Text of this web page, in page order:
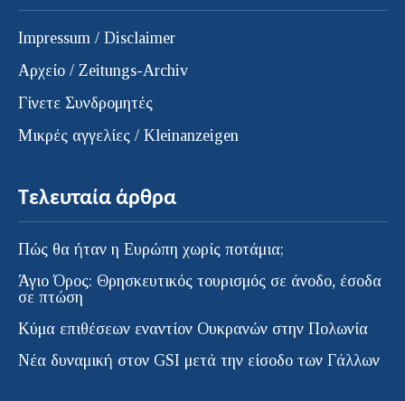
Impressum / Disclaimer
Αρχείο / Zeitungs-Archiv
Γίνετε Συνδρομητές
Μικρές αγγελίες / Kleinanzeigen
Τελευταία άρθρα
Πώς θα ήταν η Ευρώπη χωρίς ποτάμια;
Άγιο Όρος: Θρησκευτικός τουρισμός σε άνοδο, έσοδα
σε πτώση
Κύμα επιθέσεων εναντίον Ουκρανών στην Πολωνία
Νέα δυναμική στον GSI μετά την είσοδο των Γάλλων